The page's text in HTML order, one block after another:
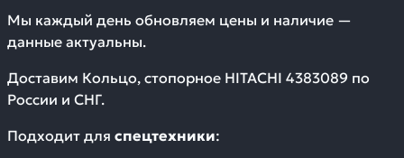
Мы каждый день обновляем цены и наличие —
данные актуальны.
Доставим Кольцо, стопорное HITACHI 4383089 по
России и СНГ.
Подходит для спецтехники: